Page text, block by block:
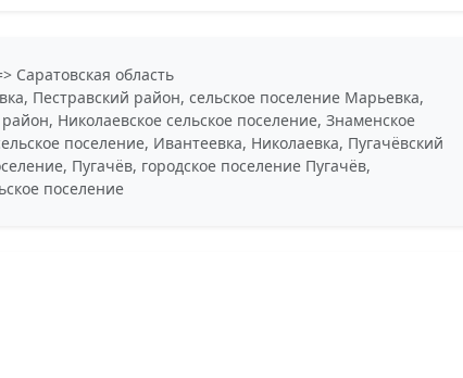
Саратовская область
Пестравский район, сельское поселение Марьевка,
Николаевское сельское поселение, Знаменское
поселение, Ивантеевка, Николаевка, Пугачёвский
Пугачёв, городское поселение Пугачёв,
поселение